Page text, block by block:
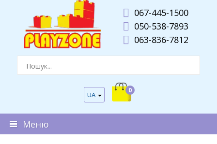
067-445-1500
050-538-7893
063-836-7812
UA
0
Меню